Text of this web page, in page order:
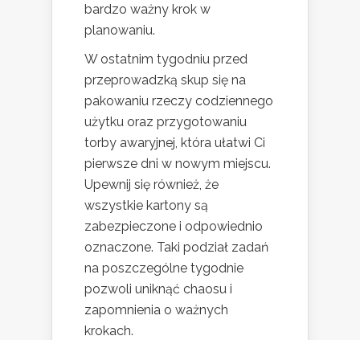
bardzo ważny krok w
planowaniu.
W ostatnim tygodniu przed
przeprowadzką skup się na
pakowaniu rzeczy codziennego
użytku oraz przygotowaniu
torby awaryjnej, która ułatwi Ci
pierwsze dni w nowym miejscu.
Upewnij się również, że
wszystkie kartony są
zabezpieczone i odpowiednio
oznaczone. Taki podział zadań
na poszczególne tygodnie
pozwoli uniknąć chaosu i
zapomnienia o ważnych
krokach.